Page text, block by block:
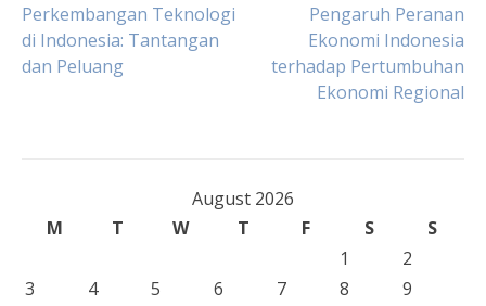
Post
navigation
Perkembangan Teknologi
di Indonesia: Tantangan
dan Peluang
Pengaruh Peranan
Ekonomi Indonesia
terhadap Pertumbuhan
Ekonomi Regional
August 2026
M
T W T F S
S
1
2
3
4 5 6 7 8
9